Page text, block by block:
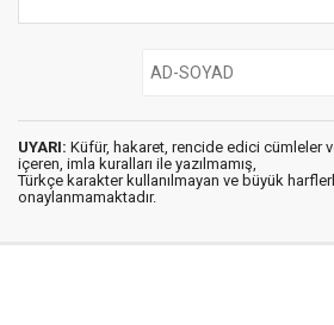
UYARI: Küfür, hakaret, rencide edici cümleler
içeren, imla kuralları ile yazılmamış,
Türkçe karakter kullanılmayan ve büyük
onaylanmamaktadır.